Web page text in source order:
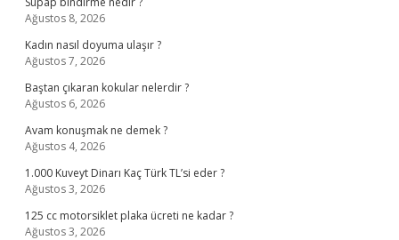
Ağustos 8, 2026
Kadın nasıl doyuma ulaşır ?
Ağustos 7, 2026
Baştan çıkaran kokular nelerdir ?
Ağustos 6, 2026
Avam konuşmak ne demek ?
Ağustos 4, 2026
1.000 Kuveyt Dinarı Kaç Türk TL’si eder ?
Ağustos 3, 2026
125 cc motorsiklet plaka ücreti ne kadar ?
Ağustos 3, 2026